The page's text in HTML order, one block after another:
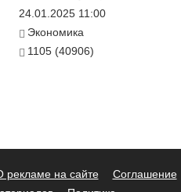
24.01.2025 11:00
Экономика
1105 (40906)
рекламе на сайте
Соглашение